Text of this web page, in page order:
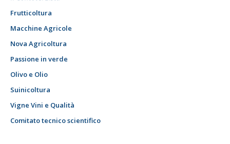
Frutticoltura
Macchine Agricole
Nova Agricoltura
Passione in verde
Olivo e Olio
Suinicoltura
Vigne Vini e Qualità
Comitato tecnico scientifico